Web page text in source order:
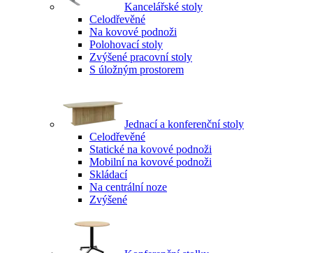
Kancelářské stoly
Celodřevěné
Na kovové podnoži
Polohovací stoly
Zvýšené pracovní stoly
S úložným prostorem
Jednací a konferenční stoly
Celodřevěné
Statické na kovové podnoži
Mobilní na kovové podnoži
Skládací
Na centrální noze
Zvýšené